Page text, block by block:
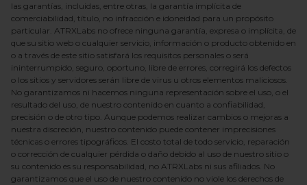
las garantías, incluidas, entre otras, la garantía implícita de
comerciabilidad, título, no infracción e idoneidad para un propósito
particular. ATRXLabs no ofrece ninguna garantía, expresa o implícita, de
que su sitio web o cualquier servicio, información o producto obtenido en
o a través de este sitio satisfará los requisitos personales o será
ininterrumpido, seguro, oportuno, libre de errores, corregirá los defectos
o los sitios y servidores serán libre de virus u otros elementos maliciosos.
No garantizamos ni hacemos ninguna representación sobre el uso, o el
resultado del uso, de nuestro contenido en cuanto a confiabilidad,
precisión o de otro tipo. Aunque podemos realizar cambios o mejoras a
nuestra discreción, nuestro contenido puede contener imprecisiones
técnicas o errores tipográficos. El costo total de todo servicio, reparación
o corrección de cualquier pérdida o daño debido al uso de nuestro sitio o
su contenido es su responsabilidad, no ATRXLabs ni sus afiliados. No
garantizamos que el uso de nuestro contenido no viole los derechos de